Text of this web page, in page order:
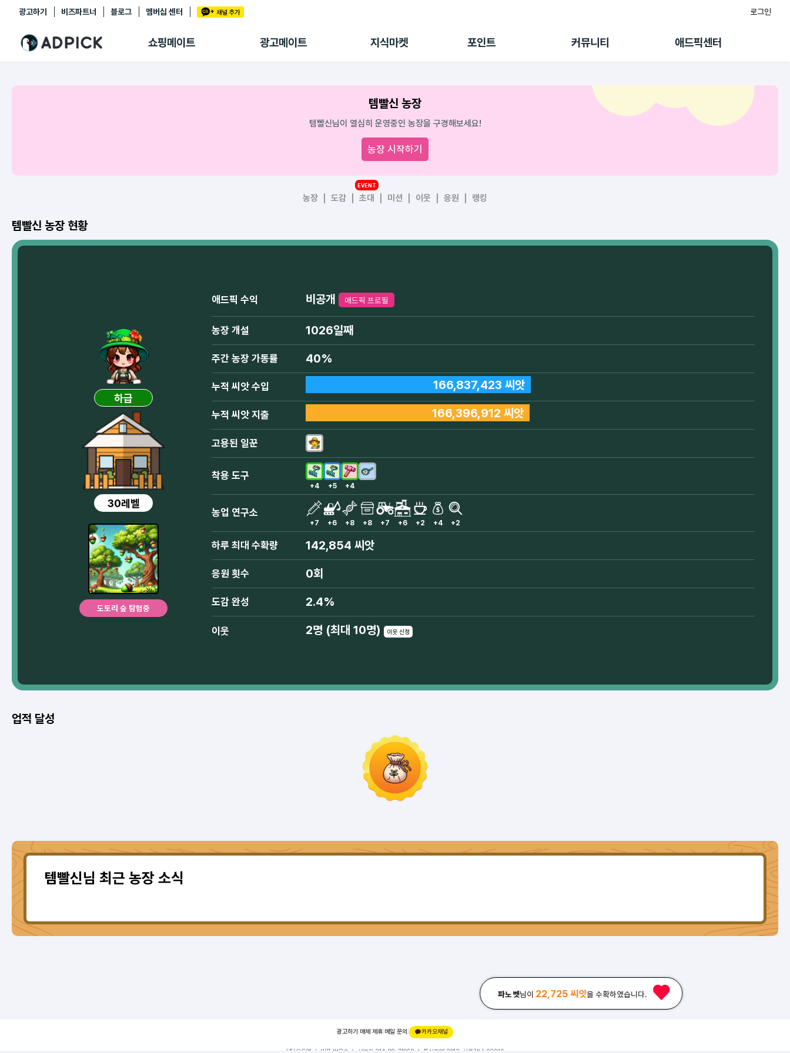
광고하기 비즈파트너 블로그 멤버십 센터 로그인
쇼핑메이트 광고메이트 지식마켓 포인트 커뮤니티 애드픽센터
추천상품
쇼핑 에이전트
링크관리
광고리포트
출석 룰렛
후원
랭킹
초대보너스
수익 Live
멤버십 센터
마이도메인
템빨신 농장
템빨신님이 열심히 운영중인 농장을 구경해보세요!
농장 시작하기
농장 도감 초대
EVENT
미션 이웃 응원 랭킹
템빨신 농장 현황
하급
30레벨
도토리 숲 탐험중
애드픽 수익 비공개 애드픽 프로필
농장 개설 1026일째
주간 농장 가동률 40%
누적 씨앗 수입 166,837,423 씨앗
누적 씨앗 지출 166,396,912 씨앗
고용된 일꾼
착용 도구
+4 +5 +4
농업 연구소
+7 +6 +8 +8 +7 +6 +2 +4 +2
하루 최대 수확량 142,854 씨앗
응원 횟수 0회
도감 완성 2.4%
이웃 2명 (최대 10명) 이웃 신청
업적 달성
템빨신님 최근 농장 소식
파노벳님이 22,725 씨앗을 수확하였습니다.
광고하기 매체 제휴 메일 문의 | 카카오채널
(주)오드엠 ㅣ 대표 박무순 ㅣ 사업자 214-88-71058 ㅣ 통신판매 2012-서울강남-02916